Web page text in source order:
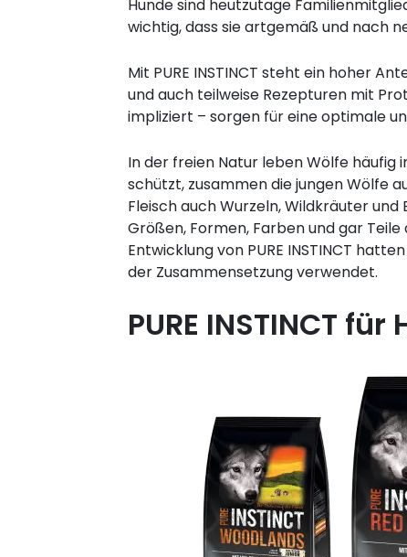
Hunde sind heutzutage
wichtig, dass sie artgemäß und nach
Mit PURE INSTINCT steht ein hoher
und auch teilweise Rezepturen mit
impliziert – sorgen für eine optimale
In der freien Natur leben Wölfe häufig
schützt, zusammen die jungen Wölfe
Fleisch auch Wurzeln, Wildkräuter
Größen, Formen, Farben und gar
Entwicklung von PURE INSTINCT
der Zusammensetzung verwendet.
PURE INSTINCT für